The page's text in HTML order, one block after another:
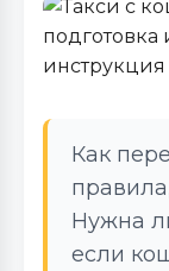
Как
Нужна
если